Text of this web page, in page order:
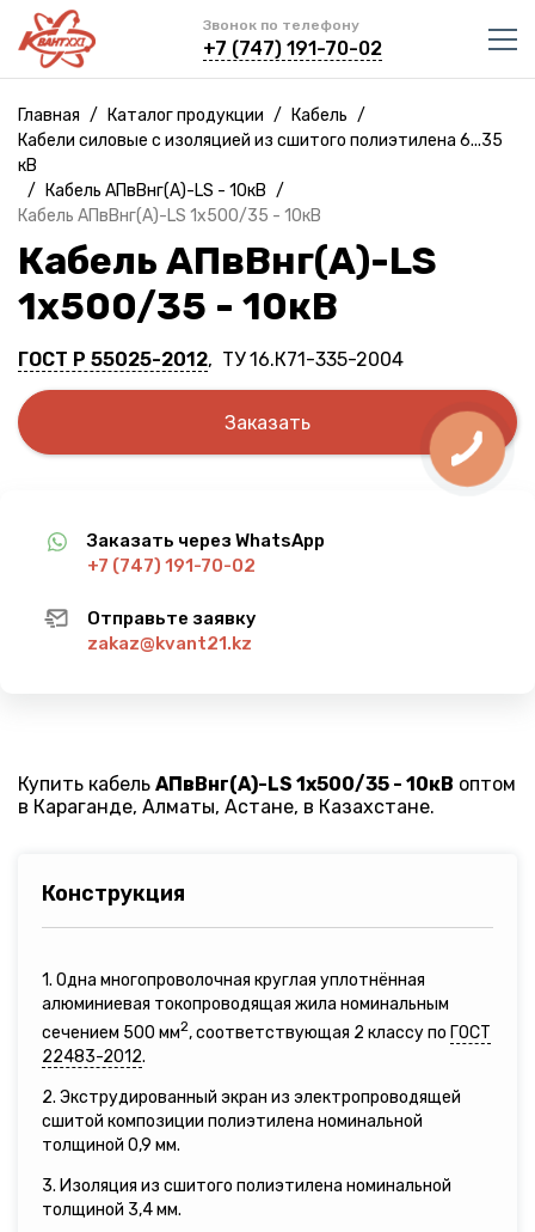
Звонок по телефону
+7 (747) 191-70-02
Главная / Каталог продукции / Кабель /
Кабели силовые с изоляцией из сшитого полиэтилена 6...35
кВ
/
Кабель АПвВнг(A)-LS - 10кВ /
Кабель АПвВнг(A)-LS 1х500/35 - 10кВ
Кабель АПвВнг(A)-LS
1х500/35 - 10кВ
ГОСТ Р 55025-2012, ТУ 16.К71-335-2004
Заказать
Заказать через WhatsApp
+7 (747) 191-70-02
Отправьте заявку
zakaz@kvant21.kz
Купить кабель АПвВнг(A)-LS 1х500/35 - 10кВ оптом
в Караганде, Алматы, Астане, в Казахстане.
Конструкция
1. Одна многопроволочная круглая уплотнённая
алюминиевая токопроводящая жила номинальным
сечением 500 мм2, соответствующая 2 классу по ГОСТ
22483-2012.
2. Экструдированный экран из электропроводящей
сшитой композиции полиэтилена номинальной
толщиной 0,9 мм.
3. Изоляция из сшитого полиэтилена номинальной
толщиной 3,4 мм.